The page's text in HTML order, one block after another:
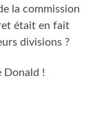
la commission
était en fait
divisions ?
Donald !